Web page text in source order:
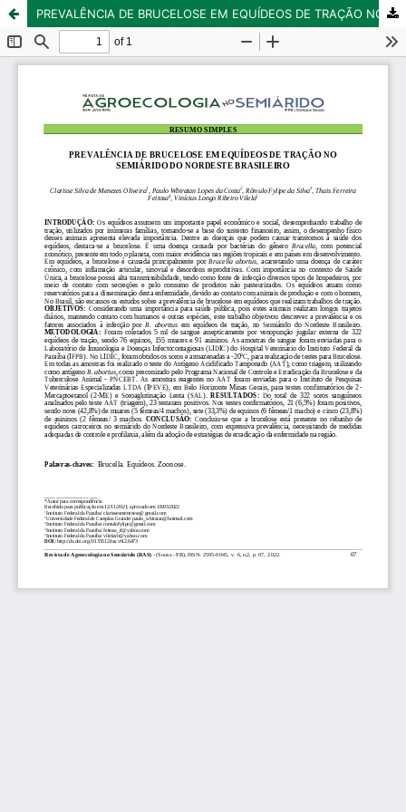
PREVALÊNCIA DE BRUCELOSE EM EQUÍDEOS DE TRAÇÃO NO SEMIÁRIDO DO NORDESTE BRASILEIRO